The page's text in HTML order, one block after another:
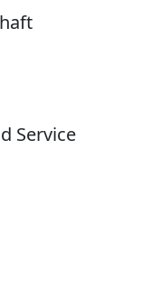
Service